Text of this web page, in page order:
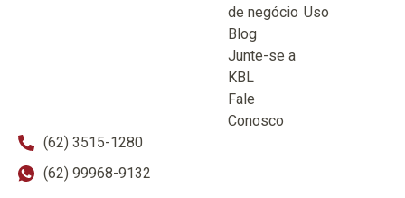
de negócio
Blog
Junte-se a
KBL
Fale
Conosco
Uso
(62) 3515-1280
(62) 99968-9132